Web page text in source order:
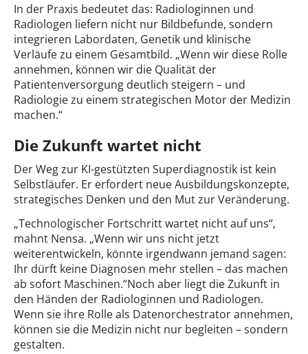
In der Praxis bedeutet das: Radiologinnen und
Radiologen liefern nicht nur Bildbefunde, sondern
integrieren Labordaten, Genetik und klinische
Verläufe zu einem Gesamtbild. „Wenn wir diese Rolle
annehmen, können wir die Qualität der
Patientenversorgung deutlich steigern – und
Radiologie zu einem strategischen Motor der Medizin
machen.“
Die Zukunft wartet nicht
Der Weg zur KI-gestützten Superdiagnostik ist kein
Selbstläufer. Er erfordert neue Ausbildungskonzepte,
strategisches Denken und den Mut zur Veränderung.
„Technologischer Fortschritt wartet nicht auf uns“,
mahnt Nensa. „Wenn wir uns nicht jetzt
weiterentwickeln, könnte irgendwann jemand sagen:
Ihr dürft keine Diagnosen mehr stellen – das machen
ab sofort Maschinen.“Noch aber liegt die Zukunft in
den Händen der Radiologinnen und Radiologen.
Wenn sie ihre Rolle als Datenorchestrator annehmen,
können sie die Medizin nicht nur begleiten – sondern
gestalten.